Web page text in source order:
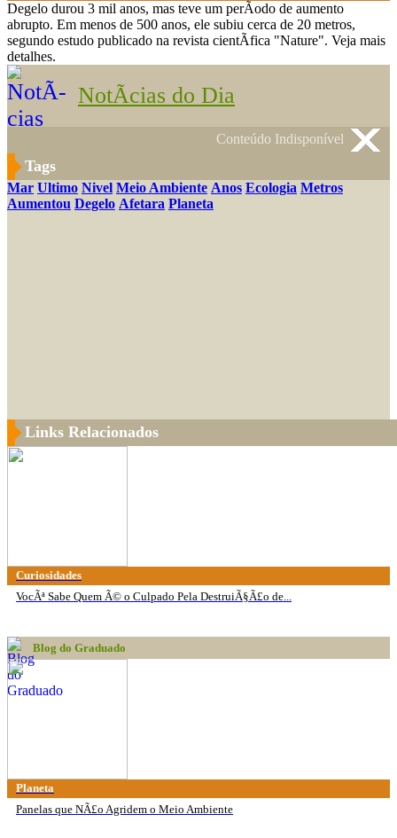
Degelo durou 3 mil anos, mas teve um perÃ­odo de aumento
abrupto. Em menos de 500 anos, ele subiu cerca de 20 metros,
segundo estudo publicado na revista cientÃ­fica "Nature". Veja mais
detalhes.
NotÃ­cias do Dia
Conteúdo Indisponível
Tags
Mar Ultimo Nivel Meio Ambiente Anos Ecologia Metros
Aumentou Degelo Afetara Planeta
Links Relacionados
Curiosidades
VocÃª Sabe Quem Ã© o Culpado Pela DestruiÃ§Ã£o de...
Blog do Graduado
Planeta
Panelas que NÃ£o Agridem o Meio Ambiente